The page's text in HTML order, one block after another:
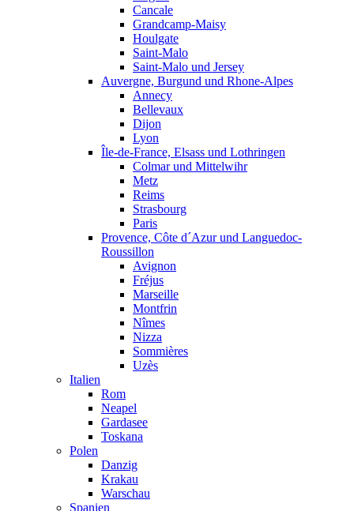
Cancale
Grandcamp-Maisy
Houlgate
Saint-Malo
Saint-Malo und Jersey
Auvergne, Burgund und Rhone-Alpes
Annecy
Bellevaux
Dijon
Lyon
Île-de-France, Elsass und Lothringen
Colmar und Mittelwihr
Metz
Reims
Strasbourg
Paris
Provence, Côte d´Azur und Languedoc-
Roussillon
Avignon
Fréjus
Marseille
Montfrin
Nîmes
Nizza
Sommières
Uzès
Italien
Rom
Neapel
Gardasee
Toskana
Polen
Danzig
Krakau
Warschau
Spanien